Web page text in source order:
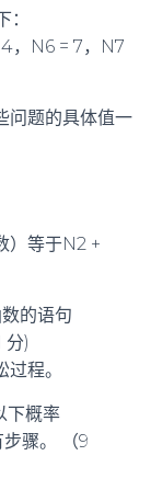
，N6 = 7，N7
问题的具体值一
）等于N2 +
的语句
分)
程。
下概率
骤。 （9